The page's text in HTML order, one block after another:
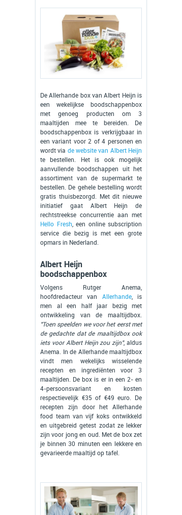
De Allerhande box van Albert Heijn is
een wekelijkse boodschappenbox
met genoeg producten om 3
maaltijden mee te bereiden. De
boodschappenbox is verkrijgbaar in
een variant voor 2 of 4 personen en
wordt via de website van Albert Heijn
te bestellen. Het is ook mogelijk
aanvullende boodschappen uit het
assortiment van de supermarkt te
bestellen. De gehele bestelling wordt
gratis thuisbezorgd. Met dit nieuwe
initiatief gaat Albert Heijn de
rechtstreekse concurrentie aan met
Hello Fresh, een online subscription
service die bezig is met een grote
opmars in Nederland.
Albert Heijn
boodschappenbox
Volgens Rutger Anema,
hoofdredacteur van Allerhande, is
men al een half jaar bezig met
ontwikkeling van de maaltijdbox.
"Toen speelden we voor het eerst met
de gedachte dat de maaltijdbox ook
iets voor Albert Heijn zou zijn", aldus
Anema. In de Allerhande maaltijdbox
vindt men wekelijks wisselende
recepten en ingrediënten voor 3
maaltijden. De box is er in een 2- en
4-persoonsvariant en kosten
respectievelijk €35 of €49 euro. De
recepten zijn door het Allerhande
food team van vijf koks ontwikkeld
en uitgebreid getest zodat ze lekker
zijn voor jong en oud. Met de box zet
je binnen 30 minuten een lekkere en
gevarieerde maaltijd op tafel.